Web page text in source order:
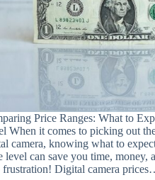
Price Ranges: What to
When it comes to picking out
camera, knowing what to
level can save you time, money,
frustration! Digital camera